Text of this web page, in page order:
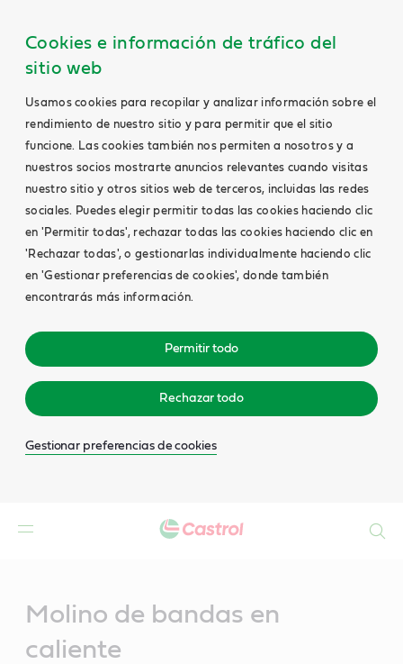
Cookies e información de tráfico del
sitio web
Usamos cookies para recopilar y analizar información sobre el
rendimiento de nuestro sitio y para permitir que el sitio
funcione. Las cookies también nos permiten a nosotros y a
nuestros socios mostrarte anuncios relevantes cuando visitas
nuestro sitio y otros sitios web de terceros, incluidas las redes
sociales. Puedes elegir permitir todas las cookies haciendo clic
en 'Permitir todas', rechazar todas las cookies haciendo clic en
'Rechazar todas', o gestionarlas individualmente haciendo clic
en 'Gestionar preferencias de cookies', donde también
encontrarás más información.
Permitir todo
Rechazar todo
Gestionar preferencias de cookies
Molino de bandas en
caliente